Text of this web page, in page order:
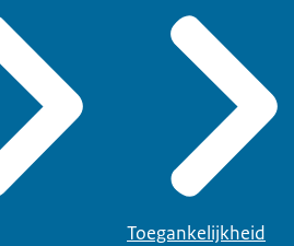
Toegankelijkheid